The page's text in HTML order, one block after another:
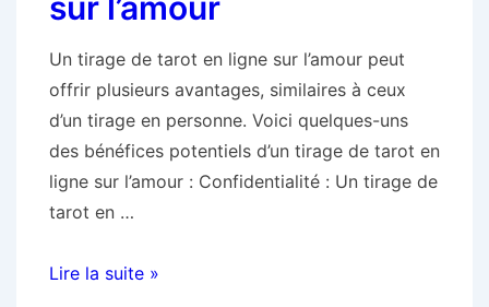
Un tirage de tarot en ligne sur l’amour peut
offrir plusieurs avantages, similaires à ceux
d’un tirage en personne. Voici quelques-uns
des bénéfices potentiels d’un tirage de tarot en
ligne sur l’amour : Confidentialité : Un tirage de
tarot en …
Les
Lire la suite »